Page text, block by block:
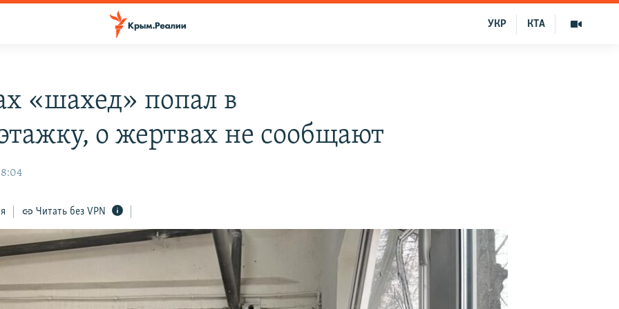
КТА
УКР
«шахед» попал в
о жертвах не сообщают
Читать без VPN